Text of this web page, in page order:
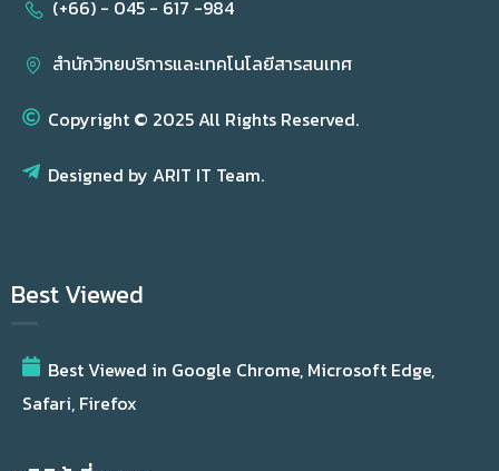
(+66) - 045 - 617 -984
สำนักวิทยบริการและเทคโนโลยีสารสนเทศ
Copyright © 2025 All Rights Reserved.
Designed by ARIT IT Team.
Best Viewed
Best Viewed in Google Chrome, Microsoft Edge,
Safari, Firefox